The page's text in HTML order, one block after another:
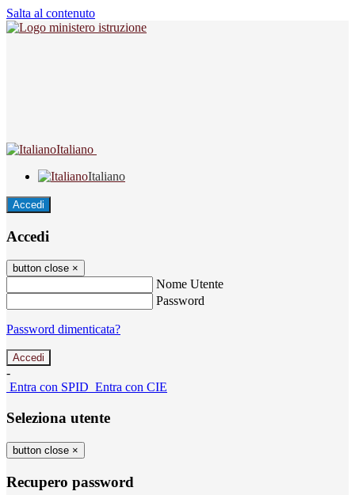
Salta al contenuto
Italiano
Italiano
Accedi
Accedi
button close ×
Nome Utente
Password
Password dimenticata?
-
Entra con SPID Entra con CIE
Seleziona utente
button close ×
Recupero password